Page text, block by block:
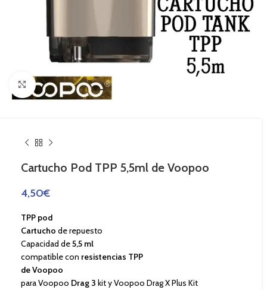
Haga Click para agrandar
Cartucho Pod TPP 5,5ml de Voopoo
4,50€
TPP pod
Cartucho de repuesto
Capacidad de5,5 ml
compatible con resistencias TPP
de Voopoo
para Voopoo Drag 3 kit y Voopoo Drag X Plus Kit